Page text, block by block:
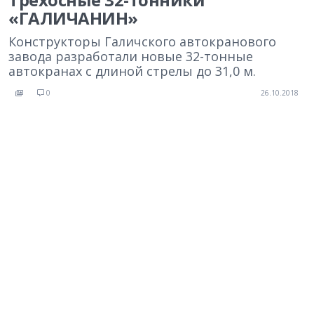
«ГАЛИЧАНИН»
Конструкторы Галичского автокранового
завода разработали новые 32-тонные
автокранах с длиной стрелы до 31,0 м.
0 26.10.2018